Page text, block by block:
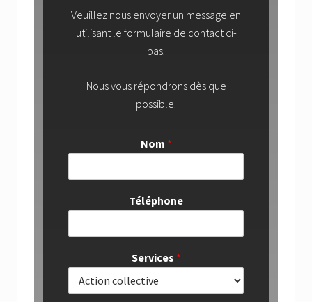
Veuillez nous envoyer un message en
utilisant le formulaire de contact ci-
bas.
Nous vous répondrons dès que
possible.
Nom *
Téléphone
Services *